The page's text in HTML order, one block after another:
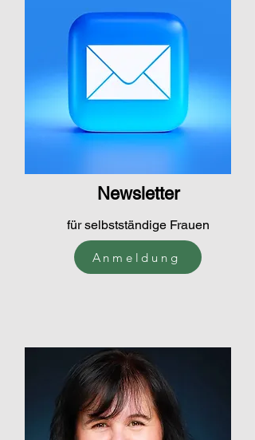
Newsletter
für selbstständige Frauen
Anmeldung